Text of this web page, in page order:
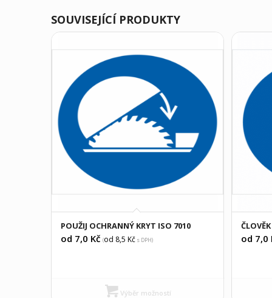
SOUVISEJÍCÍ PRODUKTY
POUŽIJ OCHRANNÝ KRYT ISO 7010
od 7,0 Kč (od 8,5 Kčs DPH)
Výběr možností
od 7,0